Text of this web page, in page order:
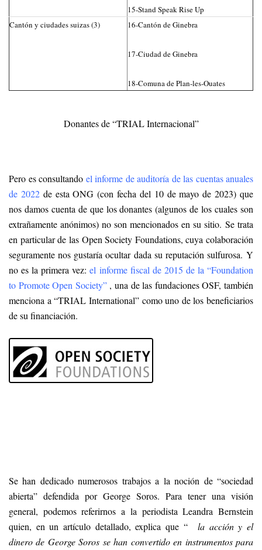
15-Stand Speak Rise Up
Cantón y ciudades suizas (3)
16-Cantón de Ginebra
17-Ciudad de Ginebra
18-Comuna de Plan-les-Ouates
Donantes de “TRIAL Internacional”
Pero es consultando el informe de auditoría de las cuentas anuales
de 2022de esta ONG (con fecha del 10 de mayo de 2023) que
nos damos cuenta de que los donantes (algunos de los cuales son
extrañamente anónimos) no son mencionados en su sitio. Se trata
en particular de las Open Society Foundations, cuya colaboración
seguramente nos gustaría ocultar dada su reputación sulfurosa. Y
no es la primera vez:el informe fiscal de 2015 de la “Foundation
to Promote Open Society”, una de las fundaciones OSF, también
menciona a “TRIAL International” como uno de los beneficiarios
de su financiación.
Se han dedicado numerosos trabajos a la noción de “sociedad
abierta” defendida por George Soros. Para tener una visión
general, podemos referirnos a la periodista Leandra Bernstein
quien, en un artículo detallado, explica que “ la acción y el
dinero de George Soros se han convertido en instrumentos para